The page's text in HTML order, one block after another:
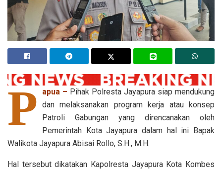
P apua – Pihak Polresta Jayapura siap mendukung
dan melaksanakan program kerja atau konsep
Patroli Gabungan yang direncanakan oleh
Pemerintah Kota Jayapura dalam hal ini Bapak
Walikota Jayapura Abisai Rollo, S.H., M.H.
Hal tersebut dikatakan Kapolresta Jayapura Kota Kombes